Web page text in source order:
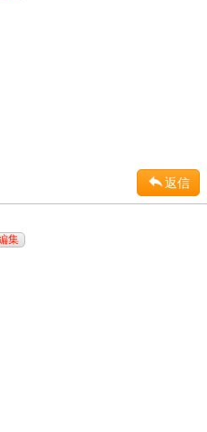
返信